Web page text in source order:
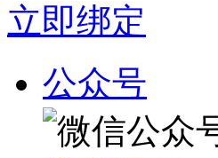
立即绑定
公众号